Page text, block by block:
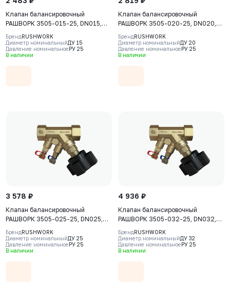
Клапан балансировочный
РАШВОРК 3505-015-25, DN015,
PN25, корпус - CW617N, клапан -
CW617N, уплотнение - PTFE, ВР/
ВР, BSPP
БрендRUSHWORK
Диаметр номинальныйДУ 15
Давление номинальноеРУ 25
В наличии
Клапан балансировочный
РАШВОРК 3505-020-25, DN020,
PN25, корпус - CW617N, клапан -
CW617N, уплотнение - PTFE, ВР/
ВР, BSPP
БрендRUSHWORK
Диаметр номинальныйДУ 20
Давление номинальноеРУ 25
В наличии
3 578 ₽
Клапан балансировочный
РАШВОРК 3505-025-25, DN025,
PN25, корпус - CW617N, клапан -
CW617N, уплотнение - PTFE, ВР/
ВР, BSPP
БрендRUSHWORK
Диаметр номинальныйДУ 25
Давление номинальноеРУ 25
В наличии
4 936 ₽
Клапан балансировочный
РАШВОРК 3505-032-25, DN032,
PN25, корпус - CW617N, клапан -
CW617N, уплотнение - PTFE, ВР/
ВР, BSPP
БрендRUSHWORK
Диаметр номинальныйДУ 32
Давление номинальноеРУ 25
В наличии